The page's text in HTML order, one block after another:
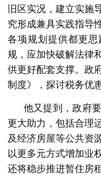
旧区实况，建立实施
究形成兼具实践指导
各项规划提供都更
规，应加快破解法律
供更好配套支撑。政
制度》，探讨税务优
他又提到，政府
更大助力，包括合理
及经济房屋等公共资
以更多元方式增加业
还将稳步推进暂住房